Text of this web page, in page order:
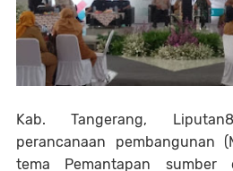
Kab. Tangerang,
perancanaan pembangunan
tema Pemantapan sumber